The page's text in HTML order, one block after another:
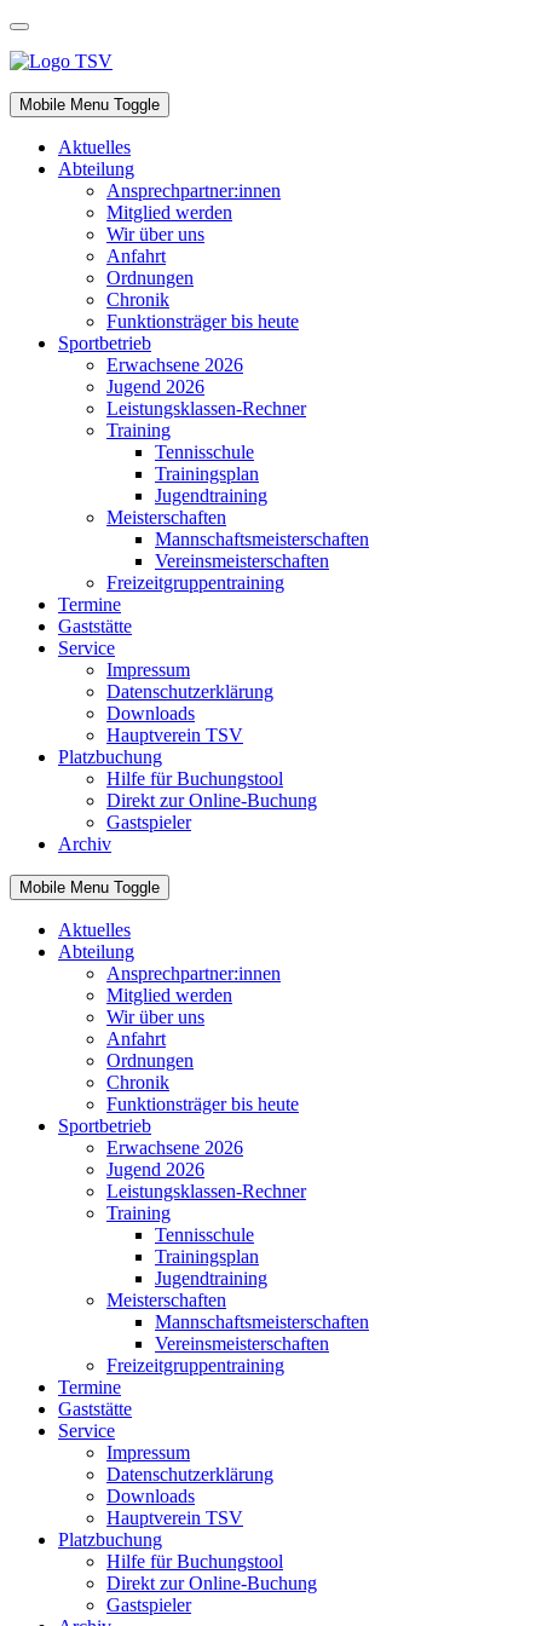
Mobile Menu Toggle
Aktuelles
Abteilung
Ansprechpartner:innen
Mitglied werden
Wir über uns
Anfahrt
Ordnungen
Chronik
Funktionsträger bis heute
Sportbetrieb
Erwachsene 2026
Jugend 2026
Leistungsklassen-Rechner
Training
Tennisschule
Trainingsplan
Jugendtraining
Meisterschaften
Mannschaftsmeisterschaften
Vereinsmeisterschaften
Freizeitgruppentraining
Termine
Gaststätte
Service
Impressum
Datenschutzerklärung
Downloads
Hauptverein TSV
Platzbuchung
Hilfe für Buchungstool
Direkt zur Online-Buchung
Gastspieler
Archiv
Mobile Menu Toggle
Aktuelles
Abteilung
Ansprechpartner:innen
Mitglied werden
Wir über uns
Anfahrt
Ordnungen
Chronik
Funktionsträger bis heute
Sportbetrieb
Erwachsene 2026
Jugend 2026
Leistungsklassen-Rechner
Training
Tennisschule
Trainingsplan
Jugendtraining
Meisterschaften
Mannschaftsmeisterschaften
Vereinsmeisterschaften
Freizeitgruppentraining
Termine
Gaststätte
Service
Impressum
Datenschutzerklärung
Downloads
Hauptverein TSV
Platzbuchung
Hilfe für Buchungstool
Direkt zur Online-Buchung
Gastspieler